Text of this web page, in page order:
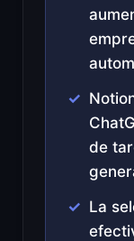
de
La